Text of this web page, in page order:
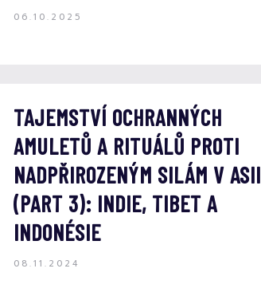
06.10.2025
TAJEMSTVÍ OCHRANNÝCH
AMULETŮ A RITUÁLŮ PROTI
NADPŘIROZENÝM SILÁM V ASII
(PART 3): INDIE, TIBET A
INDONÉSIE
08.11.2024